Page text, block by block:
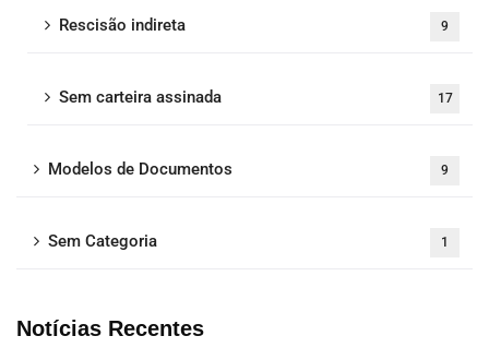
Rescisão indireta 9
Sem carteira assinada 17
Modelos de Documentos 9
Sem Categoria 1
Notícias Recentes